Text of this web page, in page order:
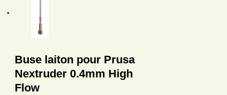
Buse laiton pour Prusa
Nextruder 0.4mm High
Flow